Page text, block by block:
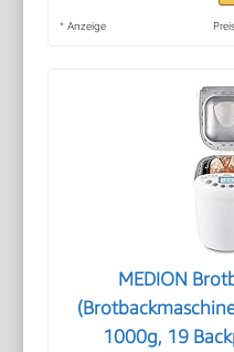
* Anzeige
MEDION
1000g, 19